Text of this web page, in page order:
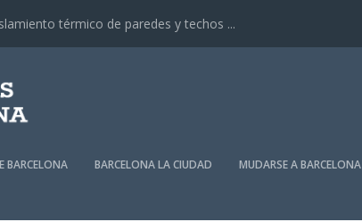
térmico de paredes y techos ...
BARCELONA BARCELONA LA CIUDAD MUDARSE A BARCELONA